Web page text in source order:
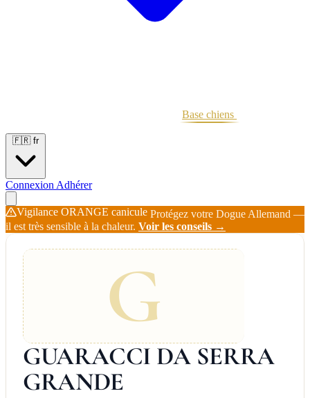
Base chiens
🇫🇷 fr
Connexion Adhérer
Vigilance ORANGE canicule Protégez votre Dogue Allemand —
il est très sensible à la chaleur. Voir les conseils →
G
GUARACCI DA SERRA
GRANDE